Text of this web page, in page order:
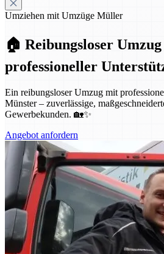
Umziehen mit Umzüge Müller
🏠 Reibungsloser
professioneller
Ein reibungsloser Umzug mit
Münster – zuverlässige,
Gewerbekunden. 🏡✨
Angebot anfordern